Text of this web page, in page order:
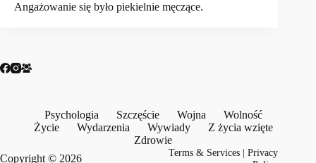
Angażowanie się było piekielnie męczące.
Psychologia Szczęście Wojna
Wolność
Życie
Wydarzenia Wywiady
Z życia wzięte
Zdrowie
Copyright © 2026
Terms & Services |Privacy